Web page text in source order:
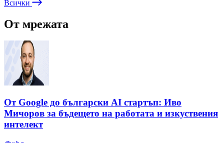
Всички
От мрежата
От Google до български AI стартъп: Иво
Мичоров за бъдещето на работата и изкуствения
интелект